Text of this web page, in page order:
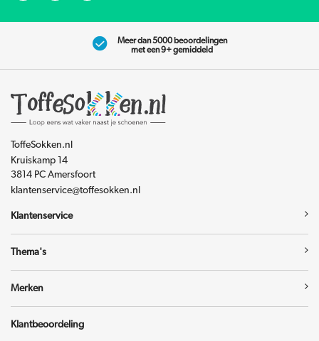
Meer dan 5000 beoordelingen
met een 9+ gemiddeld
ToffeSokken.nl
Kruiskamp 14
3814 PC Amersfoort
klantenservice@toffesokken.nl
Klantenservice
Thema's
Merken
Klantbeoordeling